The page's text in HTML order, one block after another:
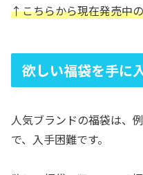
↑こちらから現在発売中
欲しい福袋を手に
人気ブランドの福袋は、
で、入手困難です。